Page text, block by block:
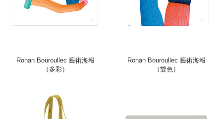
Ronan Bouroullec 藝術海報
（多彩）
Ronan Bouroullec 藝術海報
（雙色）